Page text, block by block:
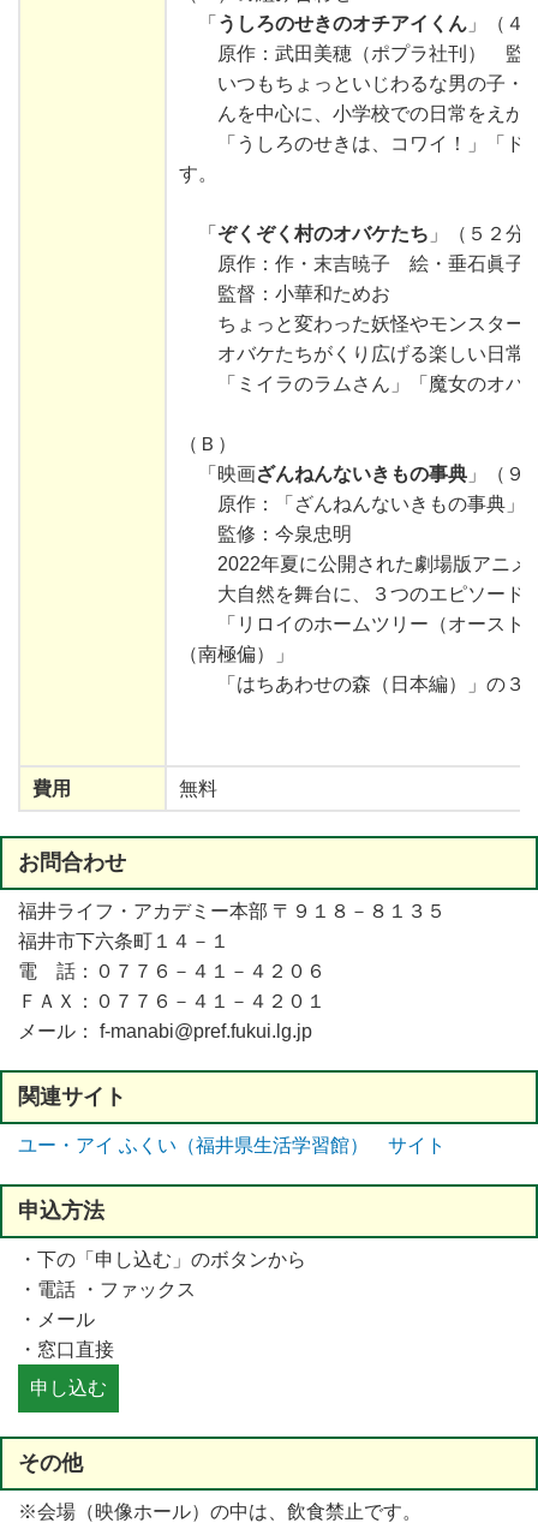
「 うしろのせきのオチアイくん 」（４
原作：武田美穂（ポプラ社刊） 監
いつもちょっといじわるな男の子 ・
んを中心に、 小学校での日常 をえが
「うしろのせきは、コワイ！」「ド
す。
「 ぞくぞく村のオバケたち 」（５２分
原作：作・末吉暁子 絵・垂石眞子（
監督：小華和ためお
ちょっと変わった妖怪やモンスター
オバケたちがくり 広げる楽 しい 日常
「ミイラのラムさん」「 魔女のオバ
（Ｂ）
「映画ざんねんないきもの事典 」（９
原作：「ざんねんないきもの事典」
監修：今泉忠明
2022年夏に公開 された劇場版アニメ
大自然を舞台に、３つのエピソード
「リロイのホームツリー（オースト
（南極偏）」
「はちあわせの森 （ 日本編）」の３
費用 無料
お問合わせ
福井ライフ・アカデミー本部 〒９１８－８１３５
福井市下六条町 １４－１
電 話：０７７６－４１－４２０６
ＦＡＸ：０７７６－４１－４２０１
メール： f-manabi@pref.fukui.lg.jp
関連サイト
ユー・アイ ふくい（福井県生活学習館） サイト
申込方法
・下の「 申 し込む」のボタンから
・ 電話 ・ファックス
・メール
・ 窓口直接
その他
※会場 （映像ホール）の中は、 飲食禁止です。